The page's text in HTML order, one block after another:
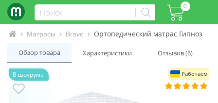
0
Интернет-магазин матрасов и кроватей
Матрасы Bravo Ортопедический матрас Гипноз /
Обзор товара Характеристики Отзывов (6)
Работаем
В шоуруме